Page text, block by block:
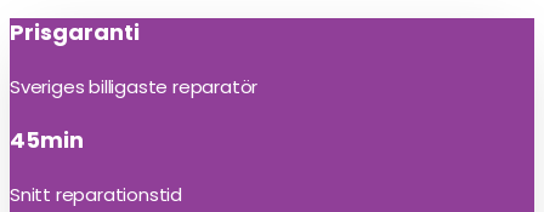
Prisgaranti
Sveriges billigaste reparatör
45min
Snitt reparationstid